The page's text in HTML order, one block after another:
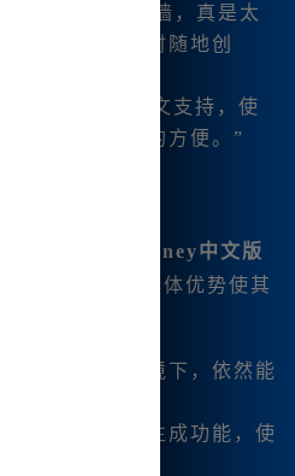
际版总是得翻墙，真是太
本让我可以随时随地创
这个平台的中文支持，使
我带来了很大的方便。”
中文版
选择
Midjourney中文版
台提供的以下具体优势使其
在国内网络环境下，依然能
图像和音乐的生成功能，使